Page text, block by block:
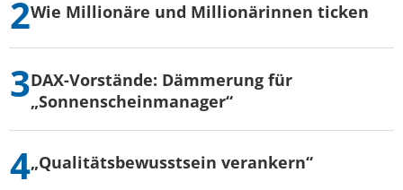
Wie Millionäre und Millionärinnen ticken
DAX-Vorstände: Dämmerung für
„Sonnenscheinmanager“
„Qualitätsbewusstsein verankern“